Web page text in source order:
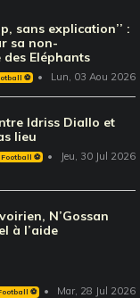
sans explication’’ :
sa non-
Eléphants
⚽️ Lun, 03 Aou 2026
Idriss Diallo et
lieu
Football ⚽️ Jeu, 30 Jul 2026
N’Gossan
à l’aide
⚽️ Mar, 28 Jul 2026